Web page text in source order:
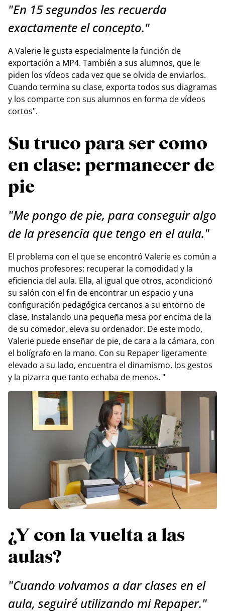
"En 15 segundos les recuerda
exactamente el concepto."
A Valerie le gusta especialmente la función de
exportación a MP4. También a sus alumnos, que le
piden los vídeos cada vez que se olvida de enviarlos.
Cuando termina su clase, exporta todos sus diagramas
y los comparte con sus alumnos en forma de vídeos
cortos".
Su truco para ser como
en clase: permanecer de
pie
"Me pongo de pie, para conseguir algo
de la presencia que tengo en el aula."
El problema con el que se encontró Valerie es común a
muchos profesores: recuperar la comodidad y la
eficiencia del aula. Ella, al igual que otros, acondicionó
su salón con el fin de encontrar un espacio y una
configuración pedagógica cercanos a su entorno de
clase. Instalando una pequeña mesa por encima de la
de su comedor, eleva su ordenador. De este modo,
Valerie puede enseñar de pie, de cara a la cámara, con
el bolígrafo en la mano. Con su Repaper ligeramente
elevado a su lado, encuentra el dinamismo, los gestos
y la pizarra que tanto echaba de menos. "
¿Y con la vuelta a las
aulas?
"Cuando volvamos a dar clases en el
aula, seguiré utilizando mi Repaper."